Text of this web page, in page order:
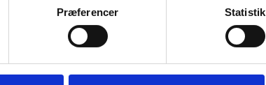
Præferencer Statistik
VESTSJÆLLAND
Om Museum Vestsjælland
Organisationsinformation